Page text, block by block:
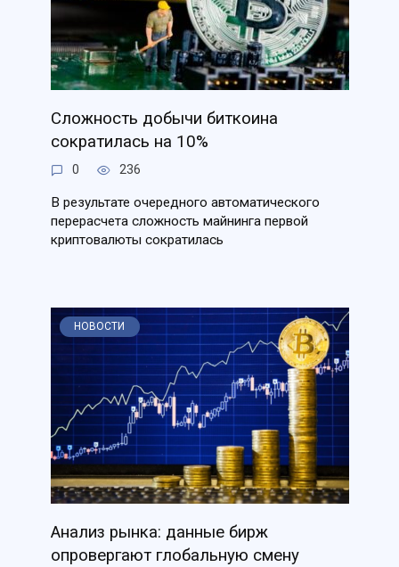
Сложность добычи биткоина
сократилась на 10%
0 236
В результате очередного автоматического
перерасчета сложность майнинга первой
криптовалюты сократилась
НОВОСТИ
Анализ рынка: данные бирж
опровергают глобальную смену